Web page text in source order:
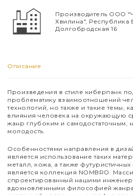
Производитель ООО
Хвилина", Республика
Долгобродская 16
Описание
Произведения в стиле киберпанк
проблематику взаимоотношений
технологий, но также и такие темы,
влияния человека на окружающую
жанр глубоким и самодостаточным,
молодость.
Особенностями направления в
является использование таких
металл, кожа, а также
является коллекция NOMBRO.
спроектированный нашими
вдохновленными философией